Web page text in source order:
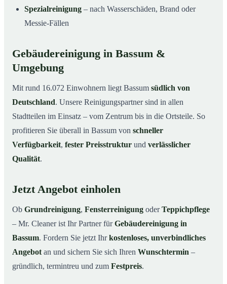
Spezialreinigung – nach Wasserschäden, Brand oder
Messie-Fällen
Gebäudereinigung in Bassum &
Umgebung
Mit rund 16.072 Einwohnern liegt Bassum südlich von
Deutschland. Unsere Reinigungspartner sind in allen
Stadtteilen im Einsatz – vom Zentrum bis in die Ortsteile. So
profitieren Sie überall in Bassum von schneller
Verfügbarkeit, fester Preisstruktur und verlässlicher
Qualität.
Jetzt Angebot einholen
Ob Grundreinigung, Fensterreinigung oderTeppichpflege
– Mr. Cleaner ist Ihr Partner fürGebäudereinigung in
Bassum. Fordern Sie jetzt Ihrkostenloses, unverbindliches
Angebot an und sichern Sie sich Ihren Wunschtermin –
gründlich, termintreu und zum Festpreis.